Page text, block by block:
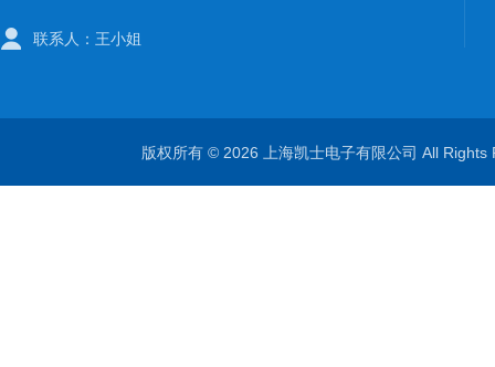
联系人：王小姐
版权所有 © 2026 上海凯士电子有限公司 All